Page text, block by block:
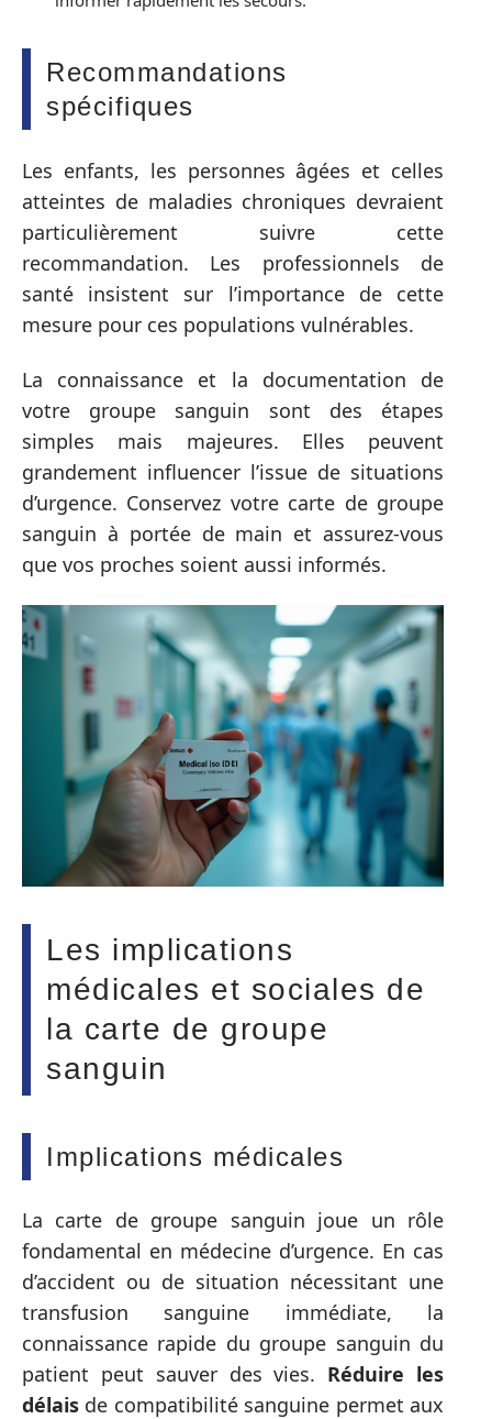
Recommandations
spécifiques
Les enfants, les personnes âgées et celles
atteintes de maladies chroniques devraient
particulièrement suivre cette
recommandation. Les professionnels de
santé insistent sur l’importance de cette
mesure pour ces populations vulnérables.
La connaissance et la documentation de
votre groupe sanguin sont des étapes
simples mais majeures. Elles peuvent
grandement influencer l’issue de situations
d’urgence. Conservez votre carte de groupe
sanguin à portée de main et assurez-vous
que vos proches soient aussi informés.
Les implications
médicales et sociales de
la carte de groupe
sanguin
Implications médicales
La carte de groupe sanguin joue un rôle
fondamental en médecine d’urgence. En cas
d’accident ou de situation nécessitant une
transfusion sanguine immédiate, la
connaissance rapide du groupe sanguin du
patient peut sauver des vies. Réduire les
délais de compatibilité sanguine permet aux